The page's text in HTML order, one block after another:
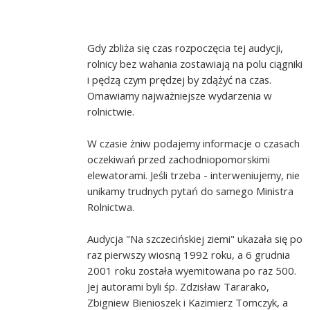
Gdy zbliża się czas rozpoczęcia tej audycji,
rolnicy bez wahania zostawiają na polu ciągniki
i pędzą czym prędzej by zdążyć na czas.
Omawiamy najważniejsze wydarzenia w
rolnictwie.
W czasie żniw podajemy informacje o czasach
oczekiwań przed zachodniopomorskimi
elewatorami. Jeśli trzeba - interweniujemy, nie
unikamy trudnych pytań do samego Ministra
Rolnictwa.
Audycja "Na szczecińskiej ziemi" ukazała się po
raz pierwszy wiosną 1992 roku, a 6 grudnia
2001 roku została wyemitowana po raz 500.
Jej autorami byli śp. Zdzisław Tararako,
Zbigniew Bienioszek i Kazimierz Tomczyk, a